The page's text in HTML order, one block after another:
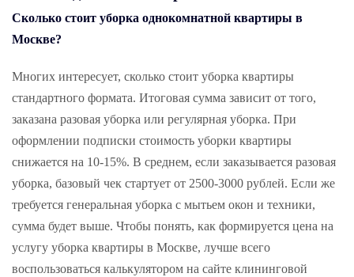
Сколько стоит уборка однокомнатной квартиры в
Москве?
Многих интересует, сколько стоит уборка квартиры
стандартного формата. Итоговая сумма зависит от того,
заказана разовая уборка или регулярная уборка. При
оформлении подписки стоимость уборки квартиры
снижается на 10-15%. В среднем, если заказывается разовая
уборка, базовый чек стартует от 2500-3000 рублей. Если же
требуется генеральная уборка с мытьем окон и техники,
сумма будет выше. Чтобы понять, как формируется цена на
услугу уборка квартиры в Москве, лучше всего
воспользоваться калькулятором на сайте клининговой